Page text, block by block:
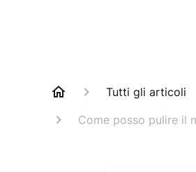
Tutti gli articoli
Come posso pulire il